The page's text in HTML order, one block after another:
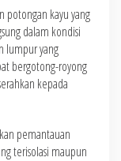
potongan kayu yang
dalam kondisi
lumpur yang
bergotong-royong
kepada
pemantauan
terisolasi maupun